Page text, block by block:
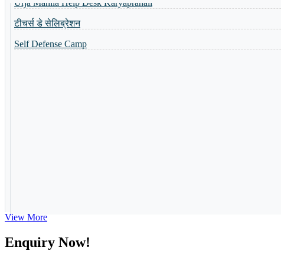
Self Defense Camp
View More
Enquiry Now!